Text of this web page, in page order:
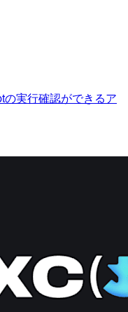
実行確認ができるア